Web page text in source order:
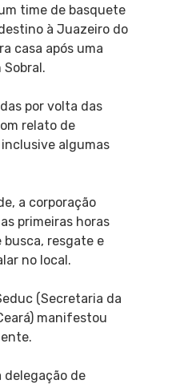
time de basquete
à Juazeiro do
casa após uma
por volta das
relato de
algumas
a corporação
primeiras horas
busca, resgate e
no local.
(Secretaria da
manifestou
delegação de